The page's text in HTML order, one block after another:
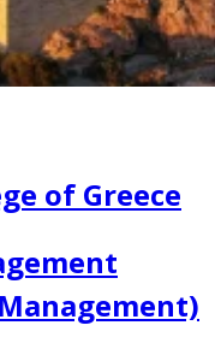
of Greece